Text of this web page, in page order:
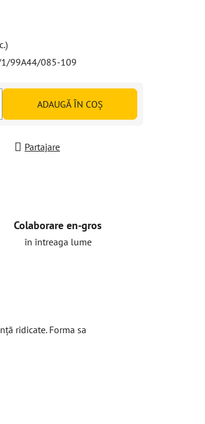
99A44/085-109
ADAUGĂ ÎN COŞ
Partajare
Colaborare en-gros
în întreaga lume
ridicate. Forma sa